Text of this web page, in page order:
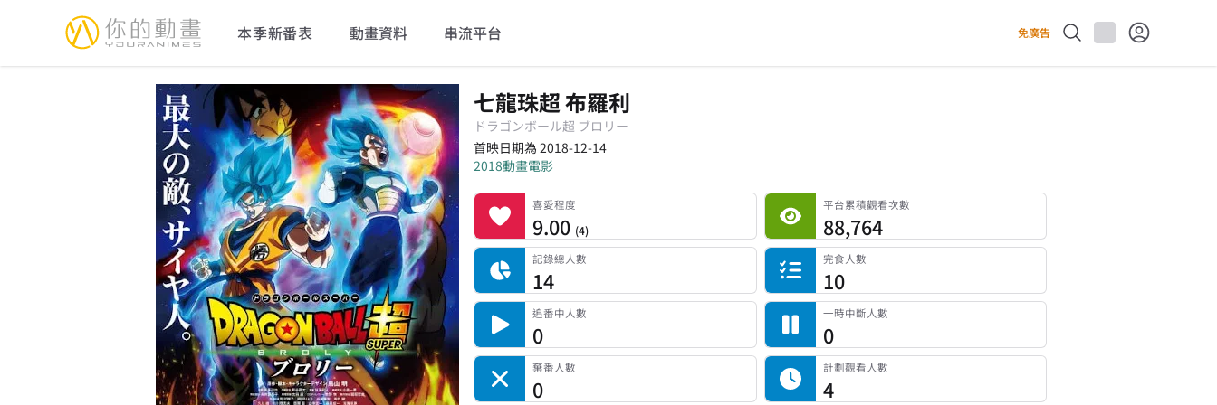
YourAnimes 你的動畫 本季新番表 動畫資料 串流平台 免廣告
七龍珠超 布羅利
ドラゴンボール超 ブロリー
首映日期為 2018-12-14
2018動畫電影
喜愛程度 喜愛程度
9.00 (4)
平台累積觀看次數 平台累積觀看次數
88,764
記錄總人數
記錄總人數
14
完食人數
完食人數
10
追番中人數
追番中人數
0
一時中斷人數
一時中斷人數
0
棄番人數
棄番人數
0
計劃觀看人數
計劃觀看人數
4